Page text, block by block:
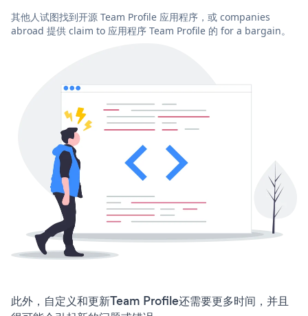
其他人试图找到开源 Team Profile 应用程序，或 companies
abroad 提供 claim to 应用程序 Team Profile 的 for a bargain。
此外，自定义和更新Team Profile还需要更多时间，并且